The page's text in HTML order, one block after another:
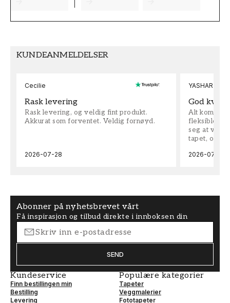
KUNDEANMELDELSER
Cecilie
Rask levering
Rask levering, og veldig fint produkt.
Akkurat som forventet. Veldig fornøyd.
2026-07-28
YASHAR
God
Alt kom
fleksible på
seg at vi
tapet, og
2026-07-04
Abonner på nyhetsbrevet vårt
Få inspirasjon og tilbud direkte i innboksen din
SEND
Kundeservice
Finn bestillingen min
Bestilling
Levering
Populære kategorier
Tapeter
Veggmalerier
Fototapeter